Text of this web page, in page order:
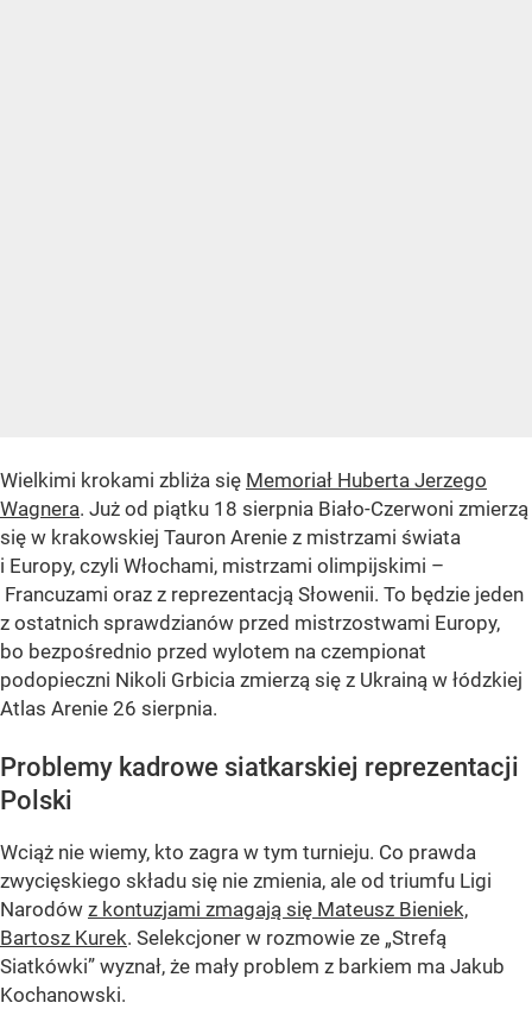
Wielkimi krokami zbliża się Memoriał Huberta Jerzego
Wagnera. Już od piątku 18 sierpnia Biało-Czerwoni zmierzą
się w krakowskiej Tauron Arenie z mistrzami świata
i Europy, czyli Włochami, mistrzami olimpijskimi –
Francuzami oraz z reprezentacją Słowenii. To będzie jeden
z ostatnich sprawdzianów przed mistrzostwami Europy,
bo bezpośrednio przed wylotem na czempionat
podopieczni Nikoli Grbicia zmierzą się z Ukrainą w łódzkiej
Atlas Arenie 26 sierpnia.
Problemy kadrowe siatkarskiej reprezentacji
Polski
Wciąż nie wiemy, kto zagra w tym turnieju. Co prawda
zwycięskiego składu się nie zmienia, ale od triumfu Ligi
Narodów z kontuzjami zmagają się Mateusz Bieniek,
Bartosz Kurek. Selekcjoner w rozmowie ze „Strefą
Siatkówki” wyznał, że mały problem z barkiem ma Jakub
Kochanowski.